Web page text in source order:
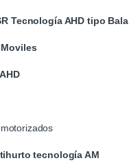
Tecnología AHD tipo Bala
tecnología AM